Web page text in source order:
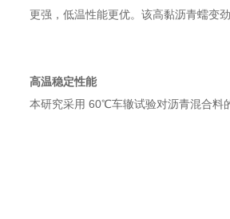
更强，低温性能更优。该高黏沥青蠕变
高温稳定性能
本研究采用 60℃车辙试验对沥青混合料